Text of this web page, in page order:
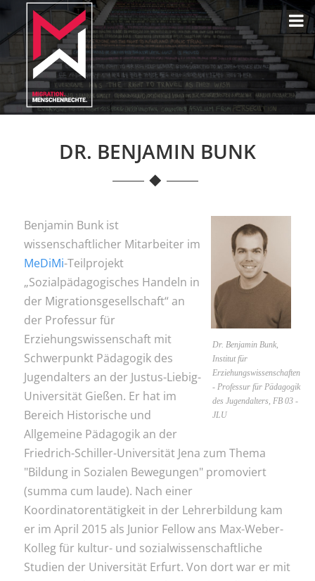
DR. BENJAMIN BUNK
Dr. Benjamin Bunk,
Institut für
Erziehungswissenschaften
- Professur für Pädagogik
des Jugendalters, FB 03 -
JLU
Benjamin Bunk ist
wissenschaftlicher Mitarbeiter im
MeDiMi-Teilprojekt
„Sozialpädagogisches Handeln in
der Migrationsgesellschaft“ an
der Professur für
Erziehungswissenschaft mit
Schwerpunkt Pädagogik des
Jugendalters an der Justus-Liebig-
Universität Gießen. Er hat im
Bereich Historische und
Allgemeine Pädagogik an der
Friedrich-Schiller-Universität Jena zum Thema
"Bildung in Sozialen Bewegungen" promoviert
(summa cum laude). Nach einer
Koordinatorentätigkeit in der Lehrerbildung kam
er im April 2015 als Junior Fellow ans Max-Weber-
Kolleg für kultur- und sozialwissenschaftliche
Studien der Universität Erfurt. Von dort war er mit